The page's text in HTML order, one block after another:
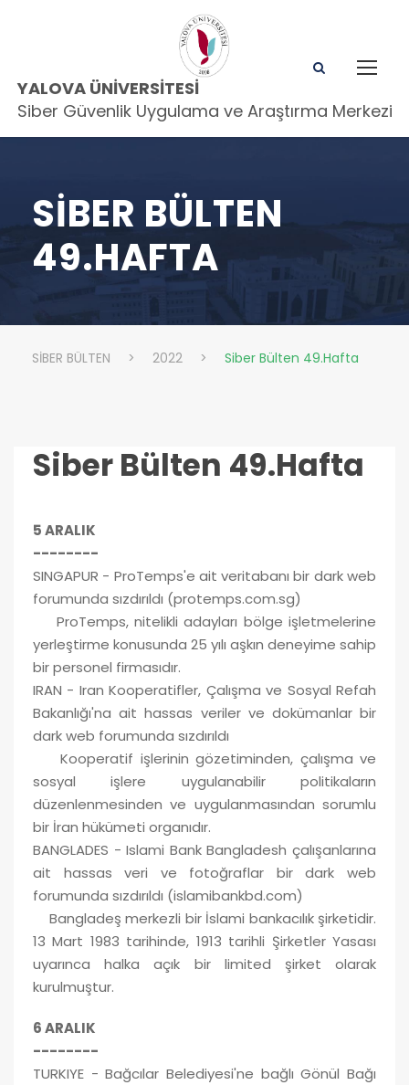
YALOVA ÜNIVERSITESI
Siber Güvenlik Uygulama ve Araştırma Merkezi
SIBER BÜLTEN
49.HAFTA
SİBER BÜLTEN > 2022 > Siber Bülten 49.Hafta
Siber Bülten 49.Hafta
5 ARALIK
--------
SINGAPUR - ProTemps'e ait veritabanı bir dark web
forumunda sızdırıldı (protemps.com.sg)
ProTemps, nitelikli adayları bölge işletmelerine
yerleştirme konusunda 25 yılı aşkın deneyime sahip
bir personel firmasıdır.
IRAN - Iran Kooperatifler, Çalışma ve Sosyal Refah
Bakanlığı'na ait hassas veriler ve dokümanlar bir
dark web forumunda sızdırıldı
Kooperatif işlerinin gözetiminden, çalışma ve
sosyal işlere uygulanabilir politikaların
düzenlenmesinden ve uygulanmasından sorumlu
bir İran hükümeti organıdır.
BANGLADES - Islami Bank Bangladesh çalışanlarına
ait hassas veri ve fotoğraflar bir dark web
forumunda sızdırıldı (islamibankbd.com)
Bangladeş merkezli bir İslami bankacılık şirketidir.
13 Mart 1983 tarihinde, 1913 tarihli Şirketler Yasası
uyarınca halka açık bir limited şirket olarak
kurulmuştur.
6 ARALIK
--------
TURKIYE - Bağcılar Belediyesi'ne bağlı Gönül Bağı